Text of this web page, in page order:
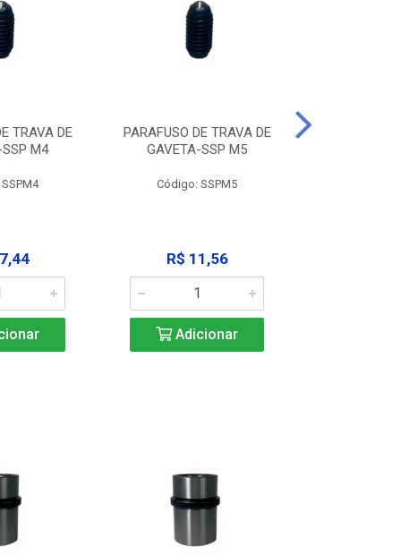
TRAVA DE
M4
PARAFUSO DE TRAVA DE
GAVETA-SSP M5
Código: SSPM5
R$ 11,56
Adicionar